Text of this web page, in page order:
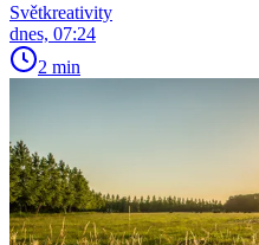
Světkreativity
dnes, 07:24
2 min